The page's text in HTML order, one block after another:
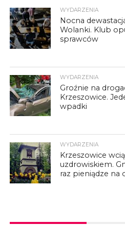
WYDARZENIA
Nocna
Wolanki. Klub
sprawców
WYDARZENIA
Groźnie na
Krzeszowice.
wpadki
WYDARZENIA
Krzeszowice
uzdrowiskiem.
raz pieniądze na